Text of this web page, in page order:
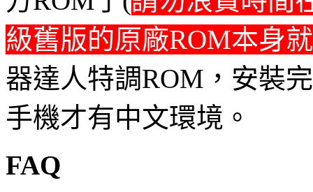
級舊版的原廠ROM本身
器達人特調ROM，安裝
手機才有中文環境。
FAQ